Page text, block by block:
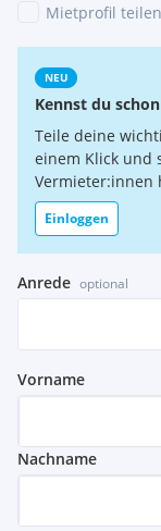
Mietprofil teilen
NEU
Kennst du
Teile deine
einem Klick und
Vermieter:innen
Einloggen
Anrede optional
Vorname
Nachname